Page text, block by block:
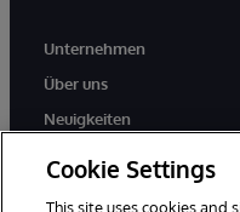
Unternehmen
Über uns
Neuigkeiten
Cookie Settings
This site uses cookies and